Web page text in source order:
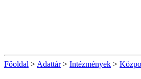
Főoldal > Adattár> Intézmények >